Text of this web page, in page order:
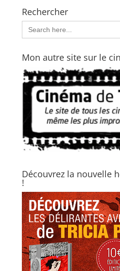
Rechercher
Search
for:
Mon autre site sur le
Découvrez la nouvelle
!